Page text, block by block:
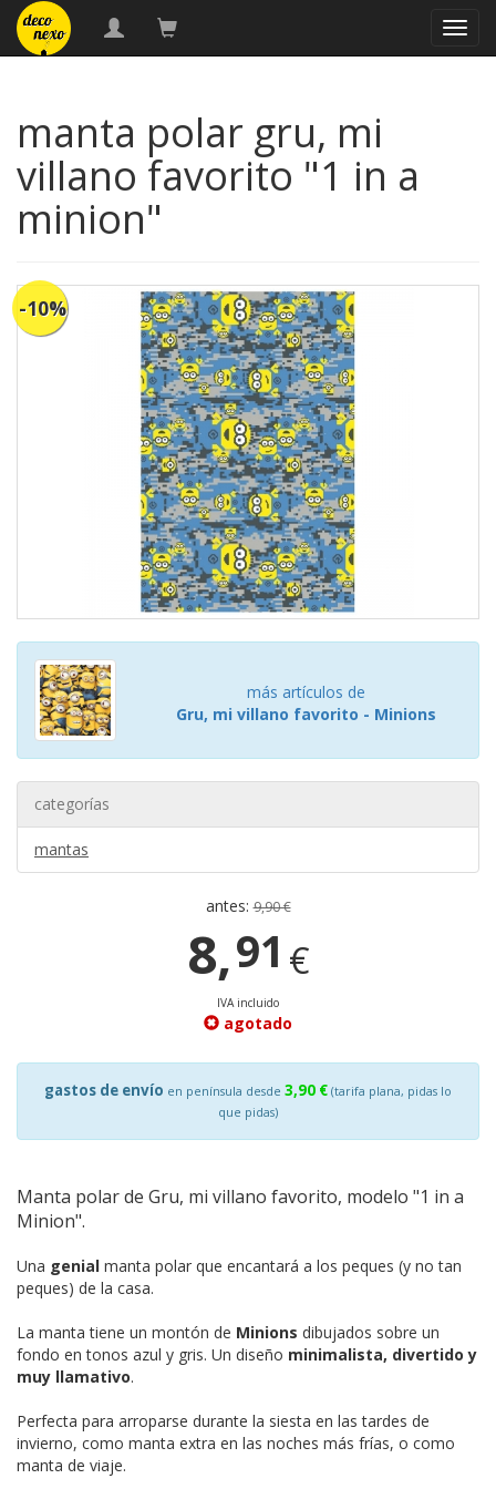
manta polar gru, mi
villano favorito "1 in a
minion"
-10%
más artículos de
Gru, mi villano favorito - Minions
categorías
mantas
antes:9,90 €
8,91 €
IVA incluido
agotado
gastos de envío en península desde 3,90 € (tarifa plana, pidas lo
que pidas)
Manta polar de Gru, mi villano favorito, modelo "1 in a
Minion".
Una genial manta polar que encantará a los peques (y no tan
peques) de la casa.
La manta tiene un montón de Minions dibujados sobre un
fondo en tonos azul y gris. Un diseño minimalista, divertido y
muy llamativo.
Perfecta para arroparse durante la siesta en las tardes de
invierno, como manta extra en las noches más frías, o como
manta de viaje.